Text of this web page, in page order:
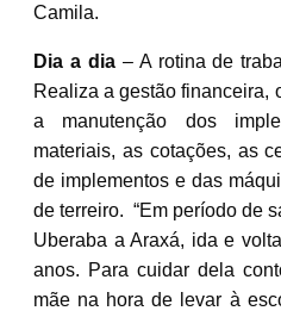
Camila.
Dia a dia– A rotina de
Realiza a gestão financeira,
a manutenção dos
materiais, as cotações, as
de implementos e das
de terreiro. “Em período de
Uberaba a Araxá, ida e
anos. Para cuidar dela
mãe na hora de levar à